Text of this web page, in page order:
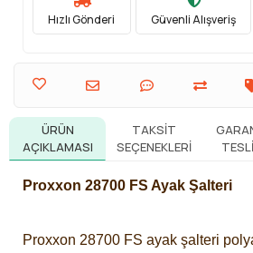
Hızlı Gönderi Güvenli Alışveriş
ÜRÜN
AÇIKLAMASI
TAKSIT
SEÇENEKLERI
Proxxon 28700 FS Ayak Şalteri
Proxxon 28700 FS ayak şalteri